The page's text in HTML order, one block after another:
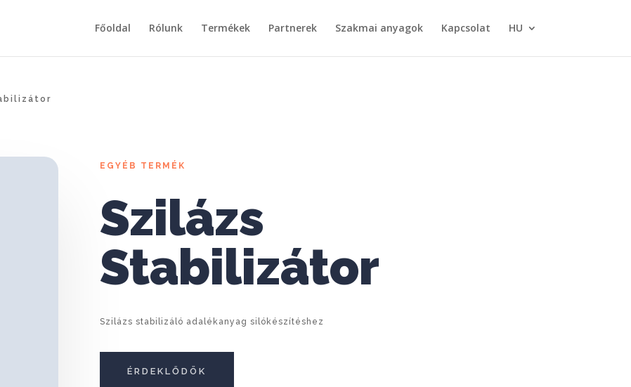
Főoldal Rólunk Termékek Partnerek Szakmai anyagok Kapcsolat HU
EGYÉB TERMÉK
Szilázs
Stabilizátor
Szilázs stabilizáló adalékanyag silókészítéshez
ÉRDEKLŐDÖK